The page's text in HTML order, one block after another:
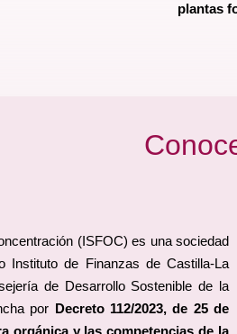
plantas
(ISFOC) es una sociedad
Instituto de Finanzas de Castilla-La
de Desarrollo Sostenible de la
por Decreto 112/2023, de 25 de
orgánica y las competencias de la